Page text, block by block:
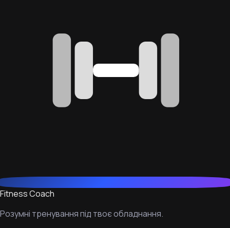
Fitness Coach
Розумні тренування під твоє обладнання.